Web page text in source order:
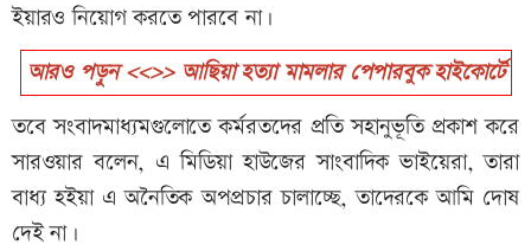
ইয়ারও নিয়োগ করতে পারবে না।
আরও পড়ুন <<>> আছিয়া হত্যা মামলার পেপারবুক হাইকোর্টে
তবে সংবাদমাধ্যমগুলোতে কর্মরতদের প্রতি সহানুভূতি প্রকাশ করে
সারওয়ার বলেন, এ মিডিয়া হাউজের সাংবাদিক ভাইয়েরা, তারা
বাধ্য হইয়া এ অনৈতিক অপপ্রচার চালাচ্ছে, তাদেরকে আমি দোষ
দেই না।